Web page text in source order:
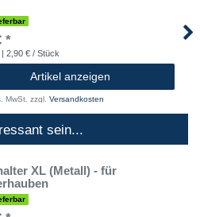
*
| 2,90 € / Stück
Artikel anzeigen
MwSt. zzgl. Versandkosten
sein...
XL (Metall) - für